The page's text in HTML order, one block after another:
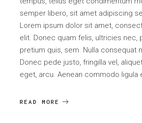
semper libero, sit amet adipiscing
Lorem ipsum dolor sit amet,
elit. Donec quam felis, ultricies nec,
pretium quis, sem. Nulla consequat
Donec pede justo, fringilla vel,
eget, arcu. Aenean commodo ligula
READ MORE